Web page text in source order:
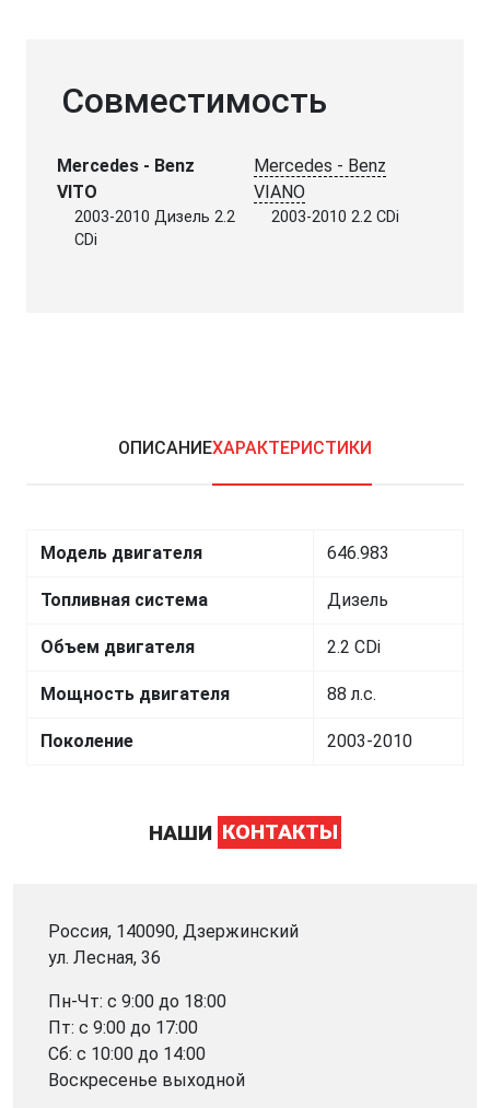
Совместимость
Mercedes - Benz
VITO
2003-2010 Дизель 2.2
CDi
Mercedes - Benz
VIANO
2003-2010 2.2 CDi
ОПИСАНИЕХАРАКТЕРИСТИКИ
Модель двигателя 646.983
Топливная система Дизель
Объем двигателя 2.2 CDi
Мощность двигателя 88 л.с.
Поколение 2003-2010
НАШИ КОНТАКТЫ
Россия, 140090, Дзержинский
ул. Лесная, 36
Пн-Чт: с 9:00 до 18:00
Пт: с 9:00 до 17:00
Сб: с 10:00 до 14:00
Воскресенье выходной